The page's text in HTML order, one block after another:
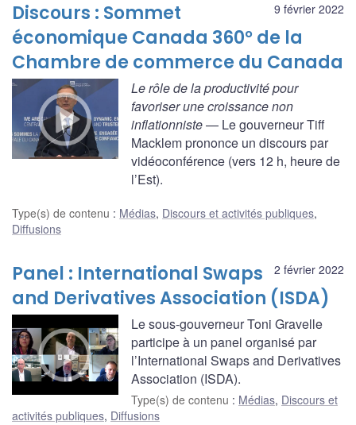
9 février 2022
Discours : Sommet
économique Canada 360° de la
Chambre de commerce du Canada
Le rôle de la productivité pour
favoriser une croissance non
inflationniste— Le gouverneur Tiff
Macklem prononce un discours par
vidéoconférence (vers 12 h, heure de
l’Est).
Type(s) de contenu : Médias, Discours et activités publiques,
Diffusions
2 février 2022
Panel : International Swaps
and Derivatives Association (ISDA)
Le sous-gouverneur Toni Gravelle
participe à un panel organisé par
l’International Swaps and Derivatives
Association (ISDA).
Type(s) de contenu : Médias, Discours et
activités publiques, Diffusions